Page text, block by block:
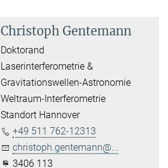
Christoph Gentemann
Doktorand
Laserinterferometrie &
Gravitationswellen-Astronomie
Weltraum-Interferometrie
Standort Hannover
+49 511 762-12313
christoph.gentemann@...
3406 113